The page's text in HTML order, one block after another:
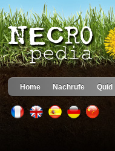
Home Nachrufe Quid